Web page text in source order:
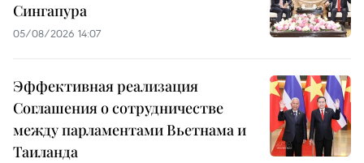
Сингапура
05/08/2026 14:07
Эффективная реализация
Соглашения о сотрудничестве
между парламентами Вьетнама и
Таиланда